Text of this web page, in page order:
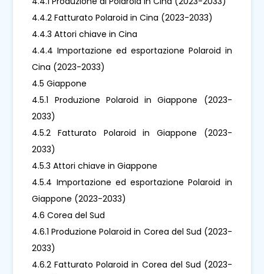
4.4.2 Fatturato Polaroid in Cina (2023-2033)
4.4.3 Attori chiave in Cina
4.4.4 Importazione ed esportazione Polaroid in
Cina (2023-2033)
4.5 Giappone
4.5.1 Produzione Polaroid in Giappone (2023-
2033)
4.5.2 Fatturato Polaroid in Giappone (2023-
2033)
4.5.3 Attori chiave in Giappone
4.5.4 Importazione ed esportazione Polaroid in
Giappone (2023-2033)
4.6 Corea del Sud
4.6.1 Produzione Polaroid in Corea del Sud (2023-
2033)
4.6.2 Fatturato Polaroid in Corea del Sud (2023-